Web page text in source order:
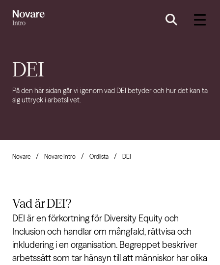
DEI
På den här sidan går vi igenom vad DEI betyder och hur det kan ta
sig uttryck i arbetslivet.
Novare Novare Intro Ordlista DEI
Vad ärDEI?
DEI är en förkortning för Diversity Equity och
Inclusion och handlar om mångfald, rättvisa och
inkludering i en organisation. Begreppet beskriver
arbetssätt som tar hänsyn till att människor har olika